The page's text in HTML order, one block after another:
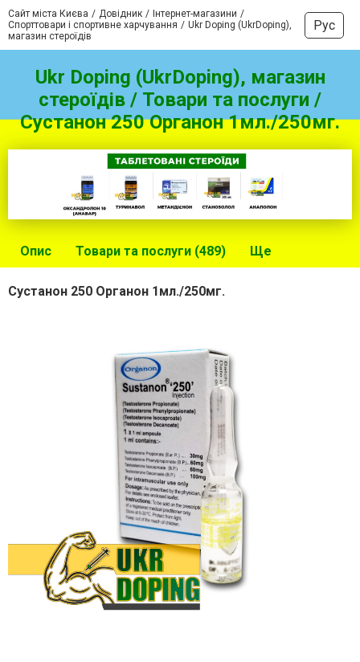
Сайт міста Києва Довідник
Інтернет-магазини
Спорттовари і спортивне харчування
Ukr Doping (UkrDoping),
магазин стероїдів
Рус
Ukr Doping (UkrDoping), магазин
стероїдів / Товари та послуги /
Сустанон 250 Органон 1мл./250мг.
Опис Товари та послуги (489) Ще
Сустанон 250 Органон 1мл./250мг.